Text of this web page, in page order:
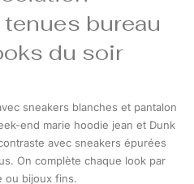
bureau
du soir
sneakers blanches et pantalon
end marie hoodie jean et Dunk
avec sneakers épurées
On complète chaque look par
ou bijoux fins.